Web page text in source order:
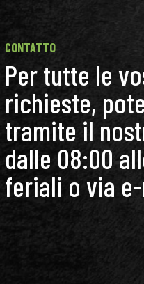
CONTATTO
Per tutte le
richieste,
tramite il
dalle 08:00
feriali o via